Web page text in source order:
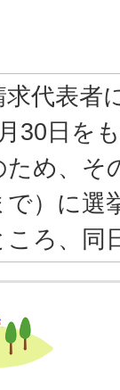
求代表者
30日を
ため、そ
で）に選
ころ、同